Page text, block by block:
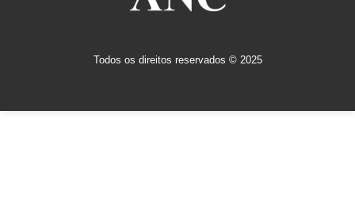
Todos os direitos reservados © 2025